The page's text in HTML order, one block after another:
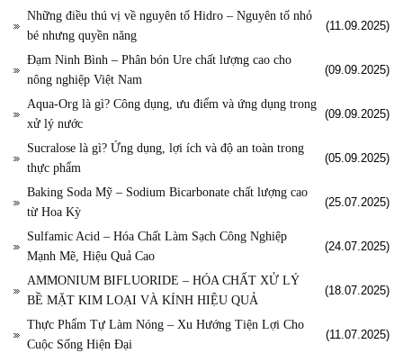
Những điều thú vị về nguyên tố Hidro – Nguyên tố nhỏ
bé nhưng quyền năng
(11.09.2025)
Đạm Ninh Bình – Phân bón Ure chất lượng cao cho
nông nghiệp Việt Nam
(09.09.2025)
Aqua-Org là gì? Công dụng, ưu điểm và ứng dụng trong
xử lý nước
(09.09.2025)
Sucralose là gì? Ứng dụng, lợi ích và độ an toàn trong
thực phẩm
(05.09.2025)
Baking Soda Mỹ – Sodium Bicarbonate chất lượng cao
từ Hoa Kỳ
(25.07.2025)
Sulfamic Acid – Hóa Chất Làm Sạch Công Nghiệp
Mạnh Mẽ, Hiệu Quả Cao
(24.07.2025)
AMMONIUM BIFLUORIDE – HÓA CHẤT XỬ LÝ
BỀ MẶT KIM LOẠI VÀ KÍNH HIỆU QUẢ
(18.07.2025)
Thực Phẩm Tự Làm Nóng – Xu Hướng Tiện Lợi Cho
Cuộc Sống Hiện Đại
(11.07.2025)